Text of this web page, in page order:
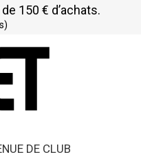
150 € d’achats.
DE CLUB